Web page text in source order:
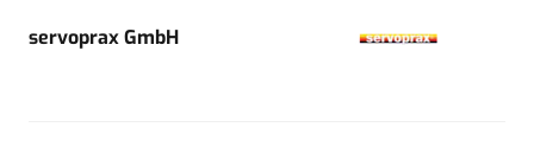
servoprax GmbH